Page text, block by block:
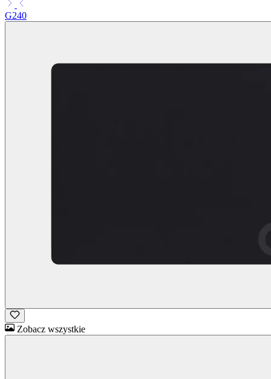
G240
Zobacz wszystkie